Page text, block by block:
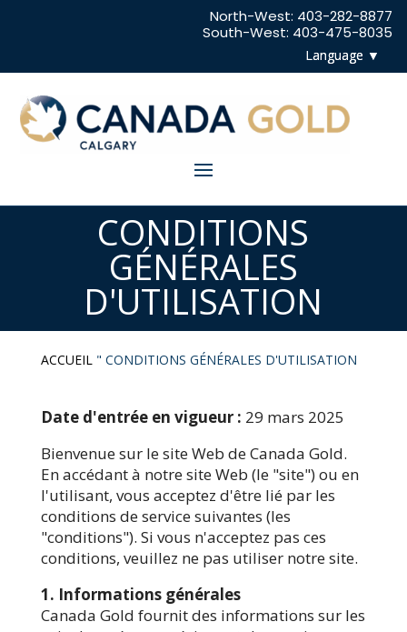
North-West: 403-282-8877
South-West: 403-475-8035
CONDITIONS
GÉNÉRALES
D'UTILISATION
ACCUEIL" CONDITIONS GÉNÉRALES D'UTILISATION
Date d'entrée en vigueur : 29 mars 2025
Bienvenue sur le site Web de Canada Gold.
En accédant à notre site Web (le "site") ou en
l'utilisant, vous acceptez d'être lié par les
conditions de service suivantes (les
"conditions"). Si vous n'acceptez pas ces
conditions, veuillez ne pas utiliser notre site.
1. Informations générales
Canada Gold fournit des informations sur les